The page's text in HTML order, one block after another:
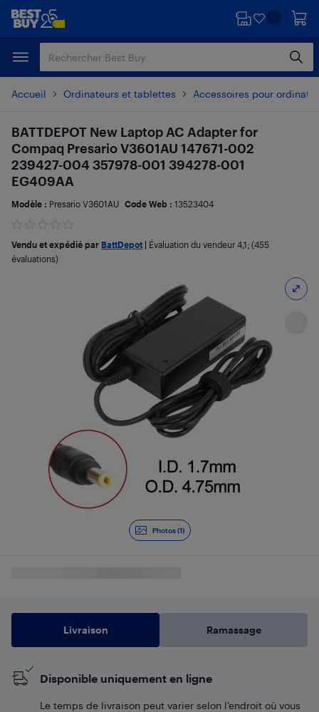
Passer
principal
Passer
Accueil Ordinateurs et tablettes Accessoires pour
Photos (1)
BATTDEPOT New Laptop AC Adapter for
Compaq Presario V3601AU 147671-002
239427-004 357978-001 394278-001
EG409AA
Modèle : Presario V3601AU Code Web : 13523404
Vendu et expédié par BattDepot Évaluation du vendeur 4,1; (455
évaluations)
Livraison Ramassage
Disponible uniquement en ligne
Le temps de livraison peut varier selon l'endroit où vous